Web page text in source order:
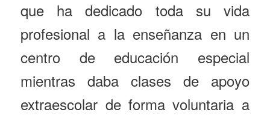
que ha dedicado toda su vida
profesional a la enseñanza en un
centro de educación especial
mientras daba clases de apoyo
extraescolar de forma voluntaria a